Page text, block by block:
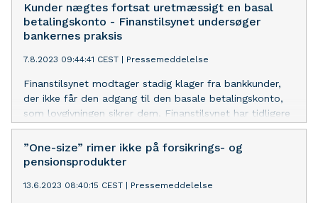
Kunder nægtes fortsat uretmæssigt en basal
betalingskonto - Finanstilsynet undersøger
bankernes praksis
7.8.2023 09:44:41 CEST Pressemeddelelse
Finanstilsynet modtager stadig klager fra bankkunder,
der ikke får den adgang til den basale betalingskonto,
som lovgivningen sikrer dem. Finanstilsynet har tidligere
indskærpet reglerne overfor bankerne, og vil nu
undersøge, hvordan bankerne håndterer reglerne.
”One-size” rimer ikke på forsikrings- og
pensionsprodukter
13.6.2023 08:40:15 CEST Pressemeddelelse